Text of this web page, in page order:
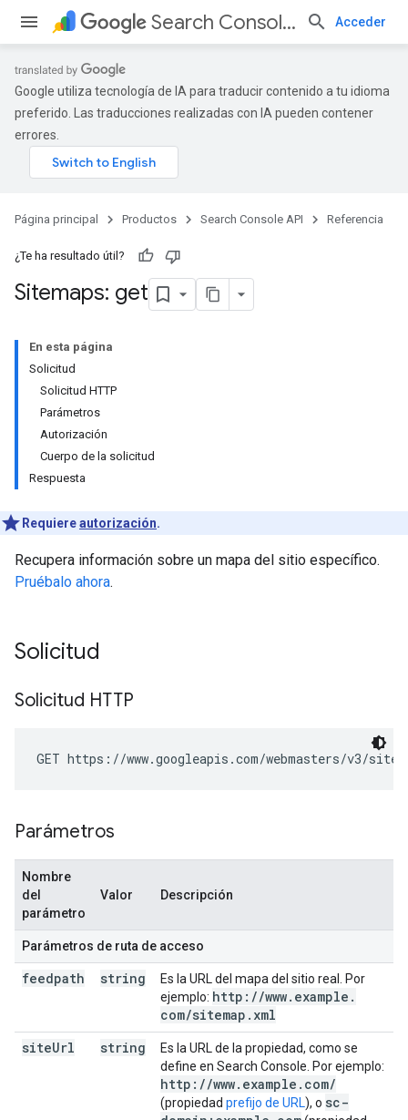
Search Console API Acceder
Google utiliza tecnología de IA para traducir contenido a tu idioma
preferido. Las traducciones realizadas con IA pueden contener
errores.
Página principal Productos Search Console API Referencia
¿Te ha resultado útil?
Sitemaps: get
En esta página
Solicitud
Solicitud HTTP
Parámetros
Autorización
Cuerpo de la solicitud
Respuesta
Requiereautorización.
Recupera información sobre un mapa del sitio específico.
Pruébalo ahora.
Solicitud
Solicitud HTTP
GET https://www.googleapis.com/webmasters/v3/
Parámetros
Nombre
del
parámetro
Valor Descripción
Parámetros de ruta de acceso
feedpath string
Es la URL del mapa del sitio real. Por
ejemplo: http: //www. example .
com/sitemap . xml
siteUrl string
Es la URL de la propiedad, como se
define en Search Console. Por ejemplo:
http: //www. example . com/
(propiedad prefijo de URL), o sc-